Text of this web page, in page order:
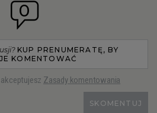
0
KUP PRENUMERATĘ, BY
KOMENTOWAĆ
Zasady komentowania
SKOMENTUJ